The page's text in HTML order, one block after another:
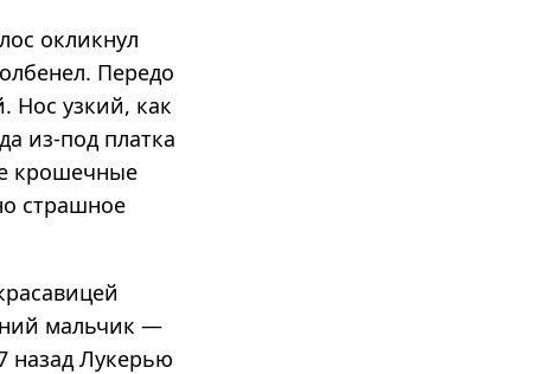
окликнул
Передо
Нос узкий, как
из-под платка
крошечные
страшное
мальчик —
назад Лукерью